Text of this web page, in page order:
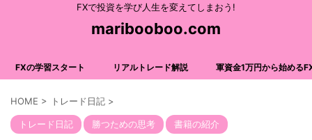
FXで投資を学び人生を変えてしまおう!
maribooboo.com
FXの学習スタート リアルトレード解説 軍資金1万円から始める
HOME > トレード日記 >
トレード日記 勝つための思考 書籍の紹介